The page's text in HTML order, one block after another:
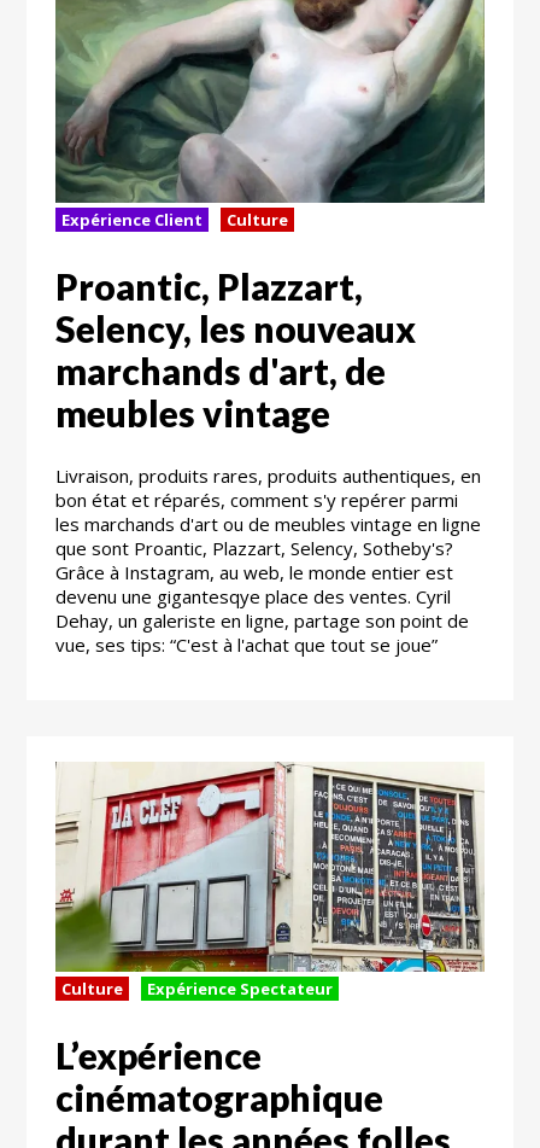
Expérience Client Culture
Proantic, Plazzart,
Selency, les nouveaux
marchands d'art, de
meubles vintage
Livraison, produits rares, produits authentiques, en
bon état et réparés, comment s'y repérer parmi
les marchands d'art ou de meubles vintage en ligne
que sont Proantic, Plazzart, Selency, Sotheby's?
Grâce à Instagram, au web, le monde entier est
devenu une gigantesqye place des ventes. Cyril
Dehay, un galeriste en ligne, partage son point de
vue, ses tips: “C'est à l'achat que tout se joue”
Culture Expérience Spectateur
L’expérience
cinématographique
durant les années folles